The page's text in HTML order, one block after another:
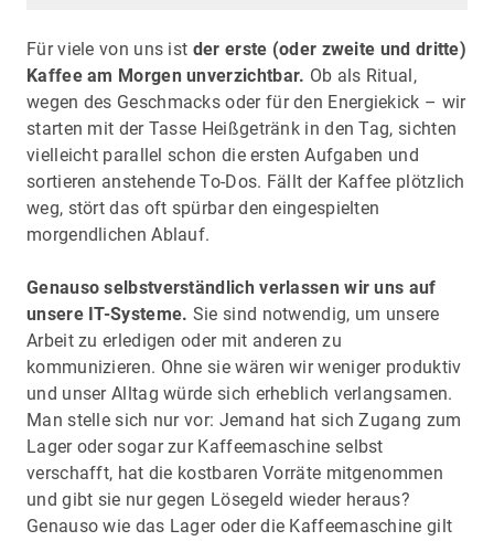
Für viele von uns ist der erste (oder zweite und dritte)
Kaffee am Morgen unverzichtbar. Ob als Ritual,
wegen des Geschmacks oder für den Energiekick – wir
starten mit der Tasse Heißgetränk in den Tag, sichten
vielleicht parallel schon die ersten Aufgaben und
sortieren anstehende To-Dos. Fällt der Kaffee plötzlich
weg, stört das oft spürbar den eingespielten
morgendlichen Ablauf.
Genauso selbstverständlich verlassen wir uns auf
unsere IT-Systeme. Sie sind notwendig, um unsere
Arbeit zu erledigen oder mit anderen zu
kommunizieren. Ohne sie wären wir weniger produktiv
und unser Alltag würde sich erheblich verlangsamen.
Man stelle sich nur vor: Jemand hat sich Zugang zum
Lager oder sogar zur Kaffeemaschine selbst
verschafft, hat die kostbaren Vorräte mitgenommen
und gibt sie nur gegen Lösegeld wieder heraus?
Genauso wie das Lager oder die Kaffeemaschine gilt